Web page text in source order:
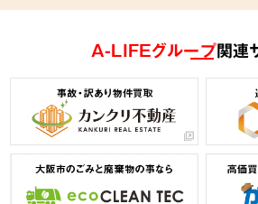
A-LIFEグループ関連